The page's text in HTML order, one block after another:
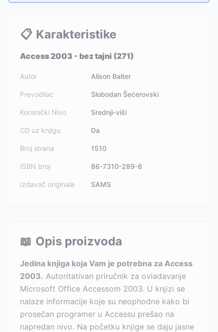
📋 Karakteristike
Access 2003 - bez tajni (271)
Autor Alison Balter
Prevodilac Slobodan Šećerovski
Korisnički Nivo Srednji-viši
CD uz knjigu Da
Broj strana 1510
ISBN broj 86-7310-289-8
Izdavač originala SAMS
📖 Opis proizvoda
Jedina knjiga koja Vam je potrebna za Access
2003. Autoritativan priručnik za ovladavanje
Microsoft Office Accessom 2003. U knjizi se
nalaze informacije koje su neophodne kako bi
prosečan programer u Accessu prešao na
napredan nivo. Na početku knjige se daju jasne